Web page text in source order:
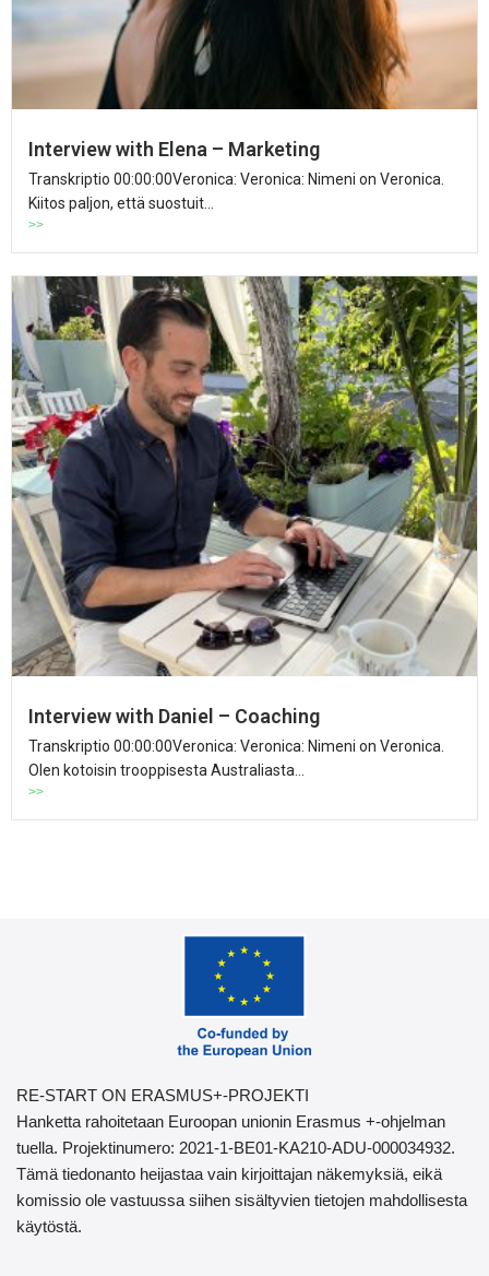
Interview with Elena – Marketing
Transkriptio 00:00:00Veronica: Veronica: Nimeni on Veronica.
Kiitos paljon, että suostuit...
>>
Interview with Daniel – Coaching
Transkriptio 00:00:00Veronica: Veronica: Nimeni on Veronica.
Olen kotoisin trooppisesta Australiasta...
>>
RE-START ON ERASMUS+-PROJEKTI
Hanketta rahoitetaan Euroopan unionin Erasmus +-ohjelman
tuella. Projektinumero: 2021-1-BE01-KA210-ADU-000034932.
Tämä tiedonanto heijastaa vain kirjoittajan näkemyksiä, eikä
komissio ole vastuussa siihen sisältyvien tietojen mahdollisesta
käytöstä.